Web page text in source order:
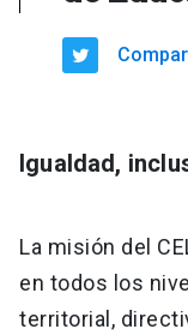
Igualdad,
La misión del
en todos los
territorial,